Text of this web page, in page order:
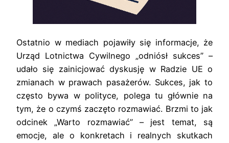
Ostatnio w mediach pojawiły się informacje, że
Urząd Lotnictwa Cywilnego „odniósł sukces” –
udało się zainicjować dyskusję w Radzie UE o
zmianach w prawach pasażerów. Sukces, jak to
często bywa w polityce, polega tu głównie na
tym, że o czymś zaczęto rozmawiać. Brzmi to jak
odcinek „Warto rozmawiać” – jest temat, są
emocje, ale o konkretach i realnych skutkach